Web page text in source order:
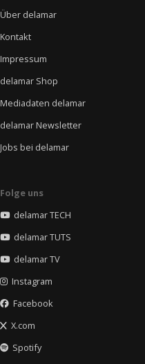
Über delamar
Kontakt
Impressum
delamar Shop
Mediadaten delamar
delamar Newsletter
Jobs bei delamar
Folge uns
delamar TECH
delamar TUTS
delamar TV
Instagram
Facebook
X.com
Spotify